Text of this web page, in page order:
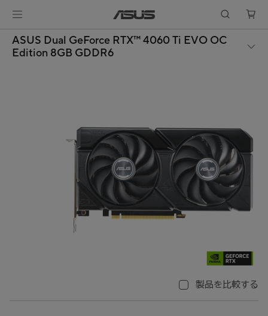
ASUS Dual GeForce RTX™ 4060 Ti EVO OC
Edition 8GB GDDR6
製品を比較する